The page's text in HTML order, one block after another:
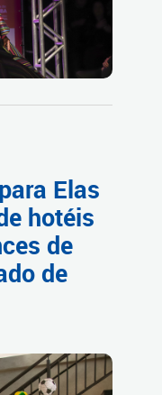
Elas
hotéis
de
de